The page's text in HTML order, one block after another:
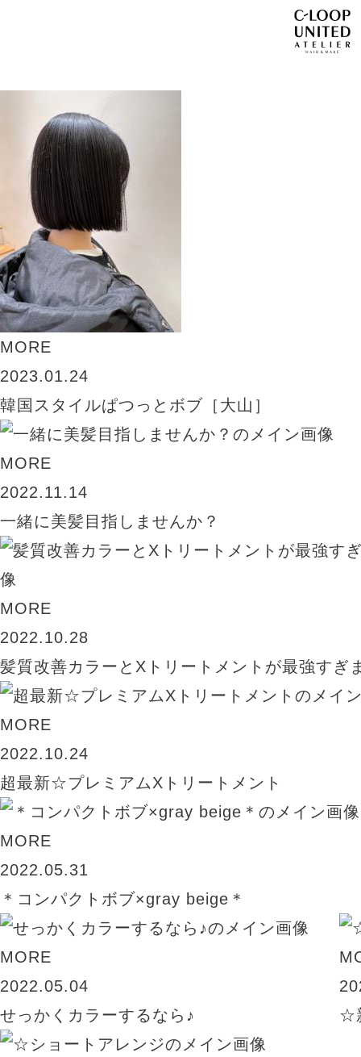
BLOG
MORE
2023.01.24
韓国スタイルぱつっとボブ［大山］
MORE
2022.11.14
一緒に美髪目指しませんか？
MORE
2022.10.28
髪質改善カラーとXトリートメントが最強すぎ
MORE
2022.10.24
超最新☆プレミアムXトリートメント
MORE
2022.05.31
＊コンパクトボブ×gray beige＊
MORE
2022.05.04
せっかくカラーするなら♪
☆